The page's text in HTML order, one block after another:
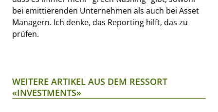
bei emittierenden Unternehmen als auch bei Asset
Managern. Ich denke, das Reporting hilft, das zu
prüfen.
WEITERE ARTIKEL AUS DEM RESSORT
«INVESTMENTS»